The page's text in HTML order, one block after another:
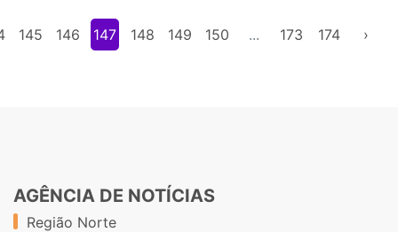
145 146 147 148 149 150 ... 173 174 ›
AGÊNCIA DE NOTÍCIAS
Região Norte